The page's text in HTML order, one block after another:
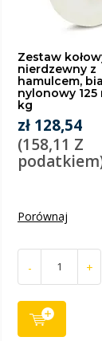
Zestaw
nierdzewny z
hamulcem,
nylonowy 125
kg
zł 128,54
(158,11 Z
Porównaj
- +